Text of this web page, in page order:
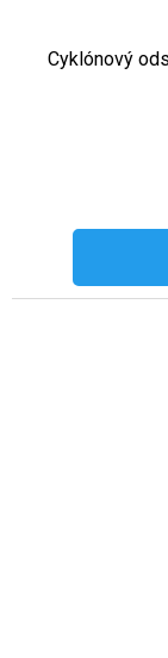
Cyklónový